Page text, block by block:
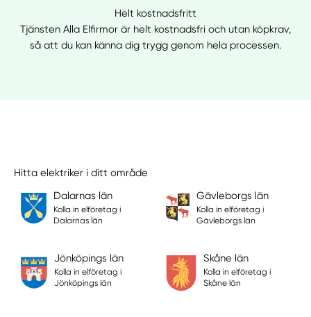
Helt kostnadsfritt
Tjänsten Alla Elfirmor är helt kostnadsfri och utan köpkrav,
så att du kan känna dig trygg genom hela processen.
Hitta elektriker i ditt område
Dalarnas län
Kolla in elföretag i
Dalarnas län
Gävleborgs län
Kolla in elföretag i
Gävleborgs län
Jönköpings län
Kolla in elföretag i
Jönköpings län
Skåne län
Kolla in elföretag i
Skåne län